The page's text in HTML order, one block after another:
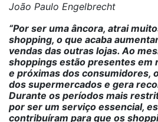
João Paulo Engelbrecht
“Por ser uma âncora, atrai
shopping, o que acaba
vendas das outras lojas. Ao
shoppings estão presentes em
e próximas dos consumidores,
dos supermercados e gera
Durante os períodos mais
por ser um serviço essencial,
contribuíram para que os